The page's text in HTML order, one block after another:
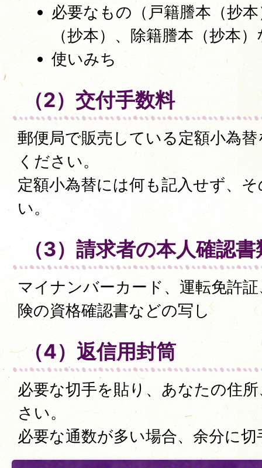
必要なもの（戸籍謄本（抄
（抄本）、除籍謄本（抄本
使いみち
（2）交付手数料
郵便局で販売している定額小為
ください。
定額小為替には何も記入せず、
い。
（3）請求者の本人確認書
マイナンバーカード、運転免許
険の資格確認書などの写し
（4）返信用封筒
必要な切手を貼り、あなたの住
さい。
必要な通数が多い場合、余分に